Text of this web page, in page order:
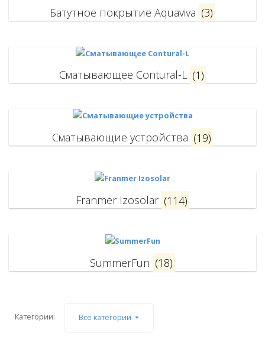
Батутное покрытие Aquaviva (3)
Сматывающее Contural-L (1)
Сматывающие устройства (19)
Franmer Izosolar (114)
SummerFun (18)
Категории: Все категории